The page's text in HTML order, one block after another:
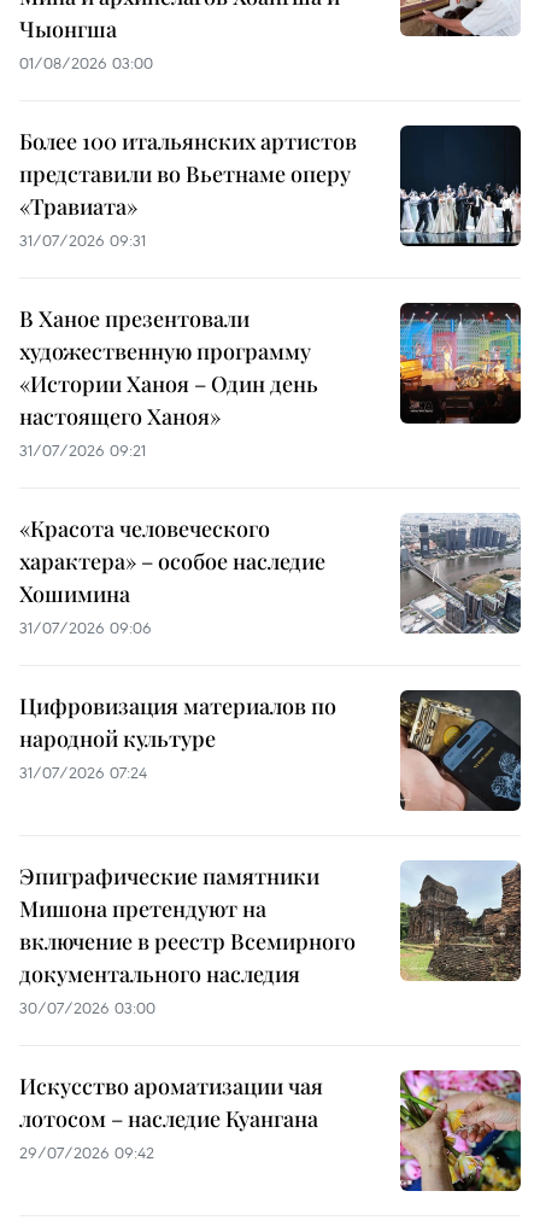
Чыонгша
01/08/2026 03:00
Более 100 итальянских артистов
представили во Вьетнаме оперу
«Травиата»
31/07/2026 09:31
В Ханое презентовали
художественную программу
«Истории Ханоя – Один день
настоящего Ханоя»
31/07/2026 09:21
«Красота человеческого
характера» – особое наследие
Хошимина
31/07/2026 09:06
Цифровизация материалов по
народной культуре
31/07/2026 07:24
Эпиграфические памятники
Мишона претендуют на
включение в реестр Всемирного
документального наследия
30/07/2026 03:00
Искусство ароматизации чая
лотосом – наследие Куангана
29/07/2026 09:42